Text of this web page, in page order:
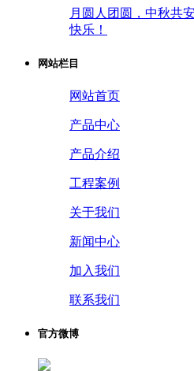
月圆人团圆，中秋共
快乐！
网站栏目
网站首页
产品中心
产品介绍
工程案例
关于我们
新闻中心
加入我们
联系我们
官方微博